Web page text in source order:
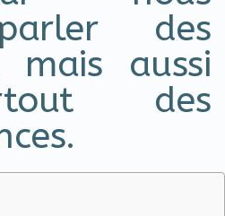
des
mais aussi
des